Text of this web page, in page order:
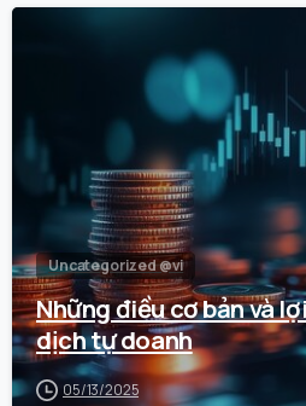
Uncategorized @vi
Những điều cơ bản và
dịch tự doanh
05/13/2025